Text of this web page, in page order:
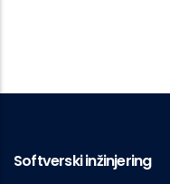
Softverski inžinjering